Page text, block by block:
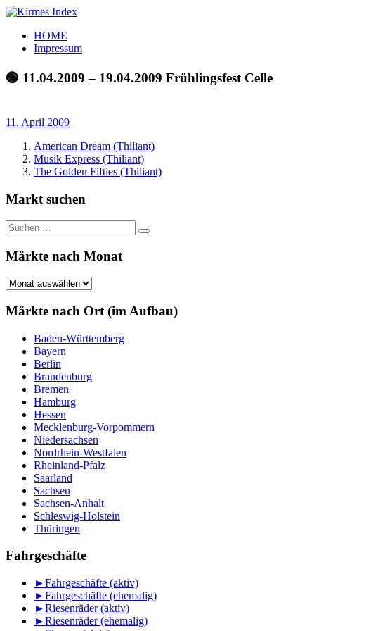
Zum
springen
Kirmes
Index
Tourpläne
der
letzten
HOME
Impressum
🟢 11.04.2009 – 19.04.2009 Frühlingsfest Celle
11. April 2009
American Dream (Thiliant)
Musik Express (Thiliant)
The Golden Fifties (Thiliant)
Markt suchen
Suchen
nach:
Suchen
Märkte nach Monat
Märkte
Monat
Märkte nach Ort (im Aufbau)
Baden-Württemberg
Bayern
Berlin
Brandenburg
Bremen
Hamburg
Hessen
Mecklenburg-Vorpommern
Niedersachsen
Nordrhein-Westfalen
Rheinland-Pfalz
Saarland
Sachsen
Sachsen-Anhalt
Schleswig-Holstein
Thüringen
Fahrgeschäfte
►Fahrgeschäfte (aktiv)
►Fahrgeschäfte (ehemalig)
►Riesenräder (aktiv)
►Riesenräder (ehemalig)